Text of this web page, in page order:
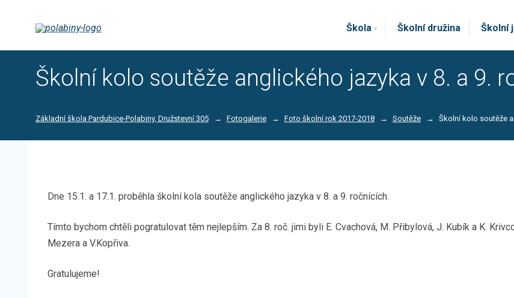
Škola Školní družina Školní
Školní kolo soutěže anglického jazyka v 8. a 9.
Základní škola Pardubice-Polabiny, Družstevní 305 Fotogalerie Foto školní rok 2017-2018 Soutěže Školní kolo soutěže
Dne 15.1. a 17.1. proběhla školní kola soutěže anglického jazyka v 8. a 9. ročnících.
Tímto bychom chtěli pogratulovat těm nejlepším. Za 8. roč. jimi byli E. Cvachová, M. Přibylová, J. Kubík a K.
Mezera a V.Kopřiva.
Gratulujeme!